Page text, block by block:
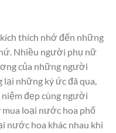
thích nhớ đến những
Nhiều người phụ nữ
của những người
những ký ức đã qua,
đẹp cùng người
loại nước hoa phổ
nước hoa khác nhau khi